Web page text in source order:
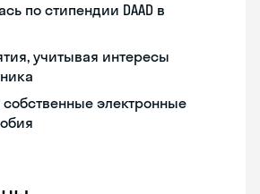
по стипендии DAAD в
учитывая интересы
собственные электронные